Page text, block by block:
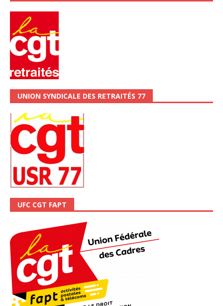
UNION SYNDICALE DES RETRAITÉS 77
UFC CGT FAPT